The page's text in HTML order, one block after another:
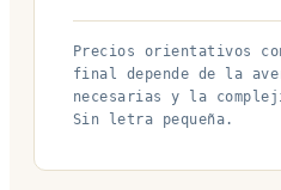
Precios orientativos
final depende de la
necesarias y la
Sin letra pequeña.